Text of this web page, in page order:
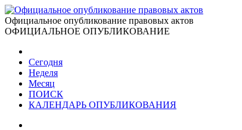
Официальное опубликование правовых актов
ОФИЦИАЛЬНОЕ ОПУБЛИКОВАНИЕ
Сегодня
Неделя
Месяц
ПОИСК
КАЛЕНДАРЬ ОПУБЛИКОВАНИЯ